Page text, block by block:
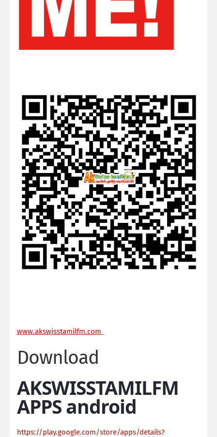
www.akswisstamilfm.com
Download
AKSWISSTAMILFM
APPS android
https://play.google.com/store/apps/details?